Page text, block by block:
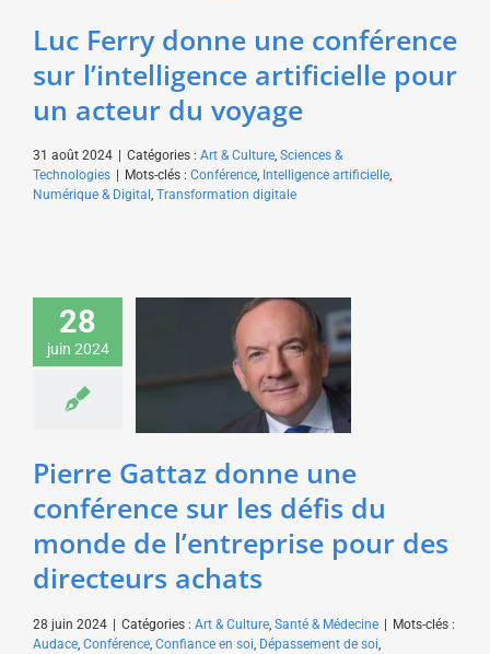
Luc Ferry donne une conférence
sur l’intelligence artificielle pour
un acteur du voyage
31 août 2024 Catégories : Art & Culture, Sciences &
Technologies
Mots-clés : Conférence, Intelligence artificielle,
Numérique & Digital , Transformation digitale
28
juin 2024
Pierre Gattaz donne
une conférence sur les
défis du monde de
l’entreprise pour des
directeurs achats
Santé &
Pierre Gattaz donne une
conférence sur les défis du
monde de l’entreprise pour des
directeurs achats
28 juin 2024 Catégories : Art & Culture, Santé & Médecine
Mots-clés :
Audace, Conférence, Confiance en soi, Dépassement de soi,